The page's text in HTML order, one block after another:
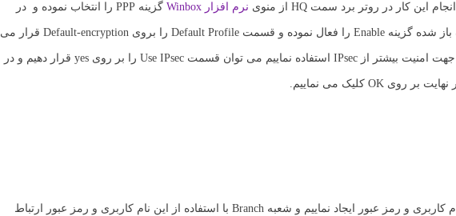
نرم افزار Winbox گزینه PPP را انتخاب نموده و در
پنجره باز شده بر روی گزینه L2TP Server کلیک می نماییم. در پنجره باز شده گزینه Enable را فعال نموده و قسمت Default Profile را بروی Default-encryption قرار می
دهیم. دقت داشته باشید که در این قسمت چنانچه قصد داشته باشیم جهت امنیت بیشتر از IPsec استفاده نماییم می توان قسمت Use IPsec را بر روی yes قرار دهیم و در
در مرحله بعدی می بایست جهت برقراری ارتباط بین دو شعبه یک نام کاربری و رمز عبور ایجاد نماییم و شعبه Branch با استفاده از این نام کاربری و رمز عبور ارتباط